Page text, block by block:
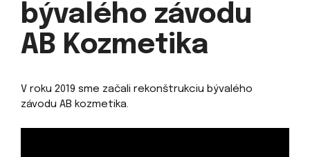
bývalého závodu
AB Kozmetika
V roku 2019 sme začali rekonštrukciu bývalého
závodu AB kozmetika.